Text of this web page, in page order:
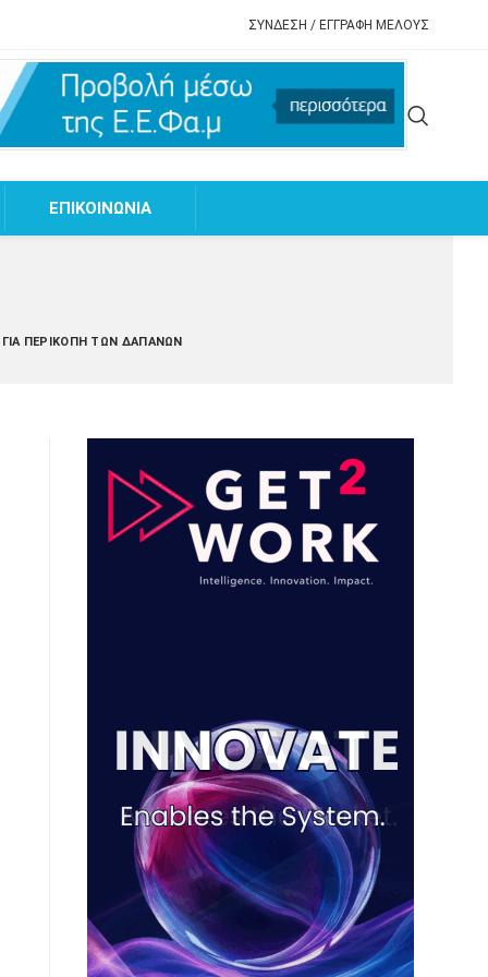
ΣΥΝΔΕΣΗ / ΕΓΓΡΑΦΗ ΜΕΛΟΥΣ
EΠΙΚΟΙΝΩΝΙΑ
ΓΙΑ ΠΕΡΙΚΟΠΉ ΤΩΝ ΔΑΠΑΝΏΝ